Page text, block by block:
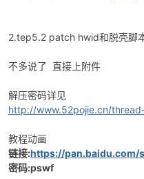
破
2.tep5.2 patch hwid和脱壳脚
不多说了 直接上附件
解压密码详见
http://www.52pojie.cn/
教程动画
链接:https://pan.baidu.com/
密码:pswf